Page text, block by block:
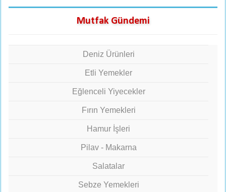
Mutfak Gündemi
Deniz Ürünleri
Etli Yemekler
Eğlenceli Yiyecekler
Fırın Yemekleri
Hamur İşleri
Pilav - Makarna
Salatalar
Sebze Yemekleri